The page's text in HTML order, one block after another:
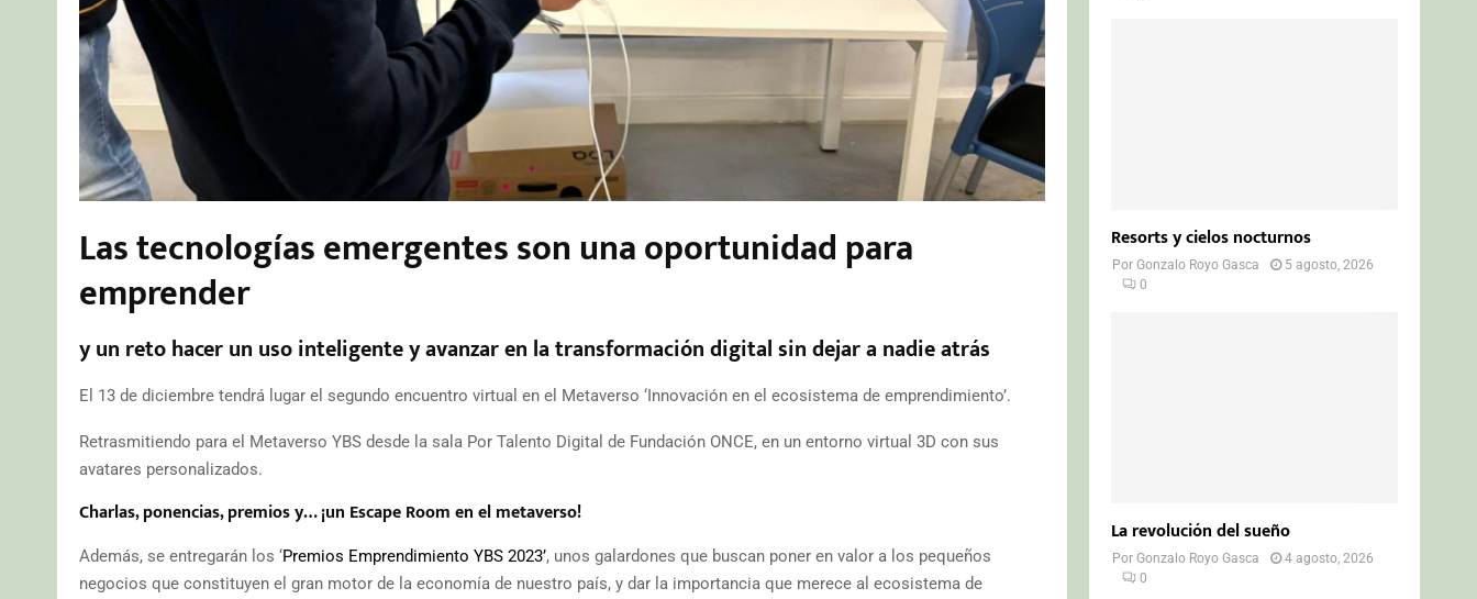
Las tecnologías emergentes son una oportunidad para
emprender
y un reto hacer un uso inteligente y avanzar en la transformación digital sin dejar a nadie atrás
El 13 de diciembre tendrá lugar el segundo encuentro virtual en el Metaverso ‘Innovación en el ecosistema de emprendimiento’.
Retrasmitiendo para el Metaverso YBS desde la sala Por Talento Digital de Fundación ONCE, en un entorno virtual 3D con sus
avatares personalizados.
Charlas, ponencias, premios y… ¡un Escape Room en el metaverso!
Además, se entregarán los ‘Premios Emprendimiento YBS 2023’, unos galardones que buscan poner en valor a los pequeños
negocios que constituyen el gran motor de la economía de nuestro país, y dar la importancia que merece al ecosistema de
Resorts y cielos nocturnos
PorGonzalo Royo Gasca
5 agosto, 2026
0
La revolución del sueño
PorGonzalo Royo Gasca
4 agosto, 2026
0